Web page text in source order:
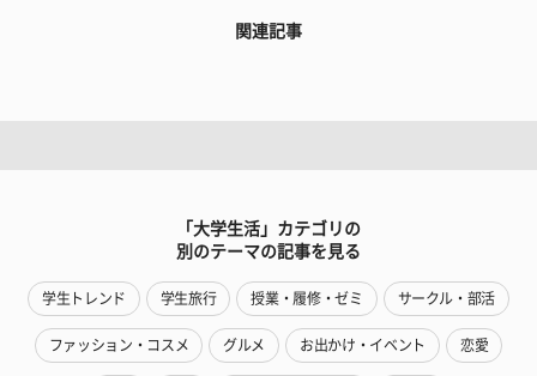
関連記事
「大学生活」カテゴリの
別のテーマの記事を見る
学生トレンド 学生旅行 授業・履修・ゼミ サークル・部活
ファッション・コスメ グルメ お出かけ・イベント 恋愛